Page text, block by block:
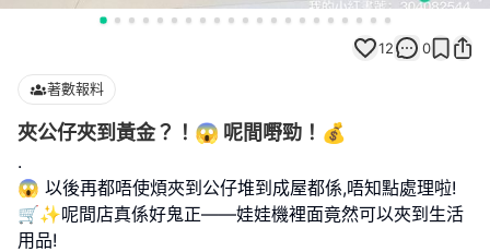
12 0
著數報料
夾公仔夾到黃金？！😱 呢間嘢勁！💰
.
😱 以後再都唔使煩夾到公仔堆到成屋都係,唔知點處理啦!
🛒✨呢間店真係好鬼正——娃娃機裡面竟然可以夾到生活
用品!